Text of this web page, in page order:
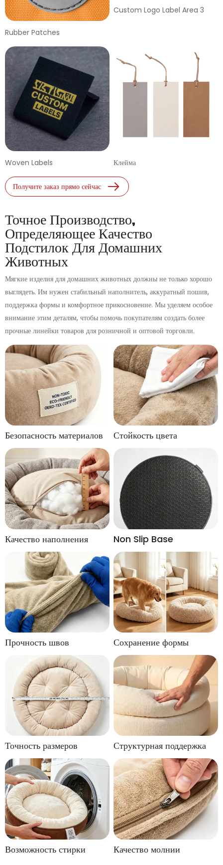
Rubber Patches
Custom Logo Label Area 3
Woven Labels Клейма
Получите заказ прямо сейчас
Точное Производство,
Определяющее Качество
Подстилок Для Домашних
Животных
Мягкие изделия для домашних животных должны не только хорошо
выглядеть. Им нужен стабильный наполнитель, аккуратный пошив,
поддержка формы и комфортное прикосновение. Мы уделяем особое
внимание этим деталям, чтобы помочь покупателям создать более
прочные линейки товаров для розничной и оптовой торговли.
Безопасность материалов Стойкость цвета
Качество наполнения Non Slip Base
Прочность швов Сохранение формы
Точность размеров Структурная поддержка
Возможность стирки Качество молнии